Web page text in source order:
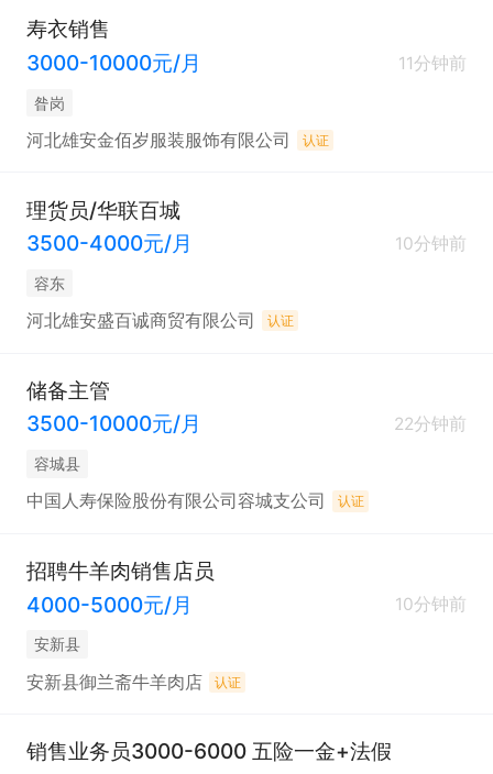
寿衣销售
3000-10000元/月
11分钟前
昝岗
河北雄安金佰岁服装服饰有限公司 认证
理货员/华联百城
3500-4000元/月
10分钟前
容东
河北雄安盛百诚商贸有限公司 认证
储备主管
3500-10000元/月
22分钟前
容城县
中国人寿保险股份有限公司容城支公司 认证
招聘牛羊肉销售店员
4000-5000元/月
10分钟前
安新县
安新县御兰斋牛羊肉店 认证
销售业务员3000-6000 五险一金+法假